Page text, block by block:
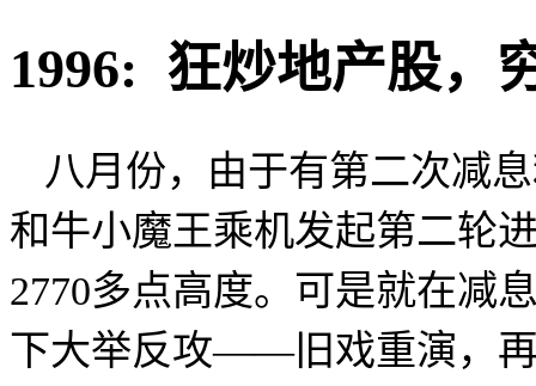
1996: 狂炒地产股，
八月份，由于有第二次减
和牛小魔王乘机发起第二轮
2770多点高度。可是就在减
下大举反攻——旧戏重演，